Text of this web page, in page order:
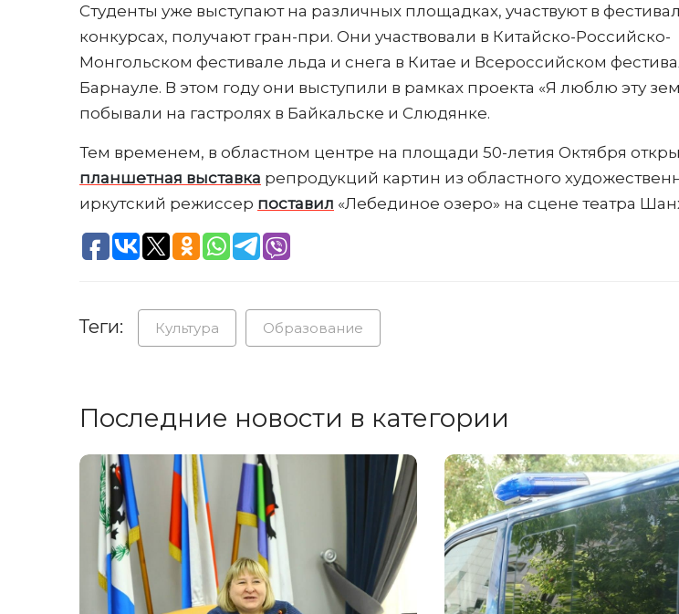
Студенты уже выступают на различных площадках, участвуют в
конкурсах, получают гран-при. Они участвовали в Китайско-Российско-
Монгольском фестивале льда и снега в Китае и Всероссийском
Барнауле. В этом году они выступили в рамках проекта «Я люблю эту
побывали на гастролях в Байкальске и Слюдянке.
Тем временем, в областном центре на площади 50-летия Октября
планшетная выставка репродукций картин из областного
иркутский режиссер поставил «Лебединое озеро» на сцене театра
Теги: Культура Образование
Последние новости в категории